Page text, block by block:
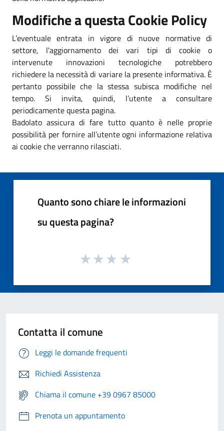
Modifiche a questa Cookie Policy
L’eventuale entrata in vigore di nuove normative di
settore, l'aggiornamento dei vari tipi di cookie o
intervenute innovazioni tecnologiche potrebbero
richiedere la necessità di variare la presente informativa. È
pertanto possibile che la stessa subisca modifiche nel
tempo. Si invita, quindi, l’utente a consultare
periodicamente questa pagina.
Badolato assicura di fare tutto quanto è nelle proprie
possibilità per fornire all’utente ogni informazione relativa
ai cookie che verranno rilasciati.
Quanto sono chiare le informazioni
su questa pagina?
Contatta il comune
Leggi le domande frequenti
Richiedi Assistenza
Chiama il comune +39 0967 85000
Prenota un appuntamento